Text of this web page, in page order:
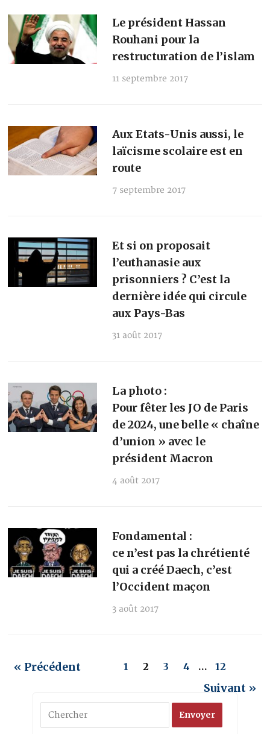
Le président Hassan
Rouhani pour la
restructuration de l’islam
11 septembre 2017
Aux Etats-Unis aussi, le
laïcisme scolaire est en
route
7 septembre 2017
Et si on proposait
l’euthanasie aux
prisonniers ? C’est la
dernière idée qui circule
aux Pays-Bas
31 août 2017
La photo :
Pour fêter les JO de Paris
de 2024, une belle « chaîne
d’union » avec le
président Macron
4 août 2017
Fondamental :
ce n’est pas la chrétienté
qui a créé Daech, c’est
l’Occident maçon
3 août 2017
« Précédent 1 2 3 4 … 12
Suivant »